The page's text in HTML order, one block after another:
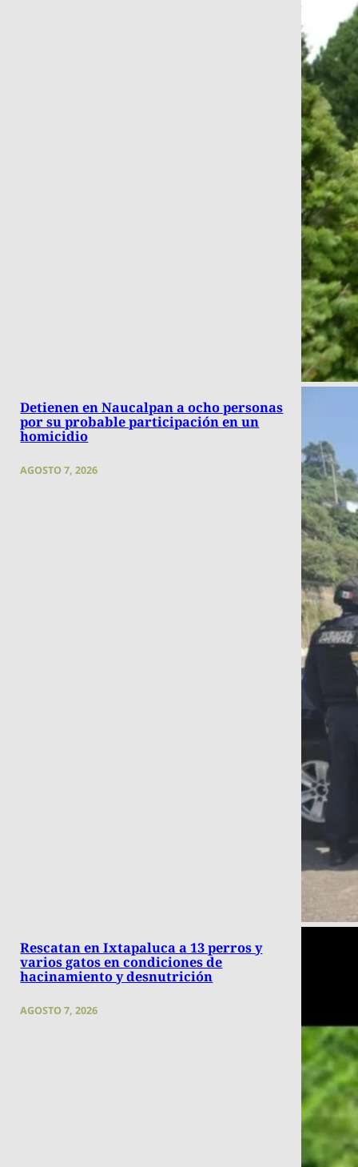
Detienen en Naucalpan a ocho personas
por su probable participación en un
homicidio
AGOSTO 7, 2026
Rescatan en Ixtapaluca a 13 perros y
varios gatos en condiciones de
hacinamiento y desnutrición
AGOSTO 7, 2026